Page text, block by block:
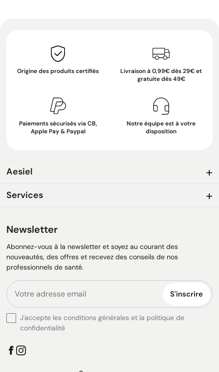
Origine des produits certifiés
Livraison à 0,99€ dès 29€ et
gratuite dès 49€
Paiements sécurisés via CB,
Apple Pay & Paypal
Notre équipe est à votre
disposition
Aesiel
Services
Newsletter
Abonnez-vous à la newsletter et soyez au courant des
nouveautés, des offres et recevez des conseils de nos
professionnels de santé.
S'inscrire
J'accepte les conditions générales et la politique de
confidentialité